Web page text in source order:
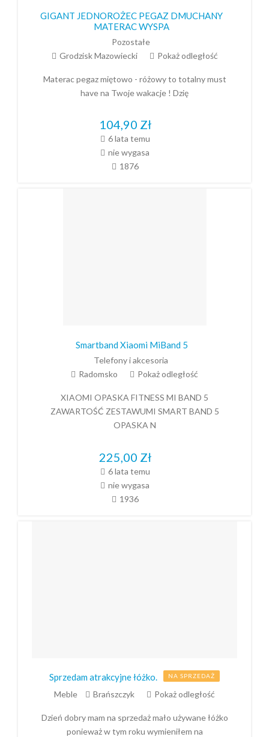
GIGANT JEDNOROŻEC PEGAZ DMUCHANY
MATERAC WYSPA
Pozostałe
Grodzisk Mazowiecki
Pokaż odległość
Materac pegaz miętowo - różowy to totalny must
have na Twoje wakacje ! Dzię
104,90 Zł
6 lata temu
nie wygasa
1876
Smartband Xiaomi MiBand 5
Telefony i akcesoria
Radomsko
Pokaż odległość
XIAOMI OPASKA FITNESS MI BAND 5
ZAWARTOŚĆ ZESTAWUMI SMART BAND 5
OPASKA N
225,00 Zł
6 lata temu
nie wygasa
1936
Sprzedam atrakcyjne łóżko. NA SPRZEDAŻ
Meble Brańszczyk Pokaż odległość
Dzień dobry mam na sprzedaż mało używane łóżko
ponieważ w tym roku wymieniłem na